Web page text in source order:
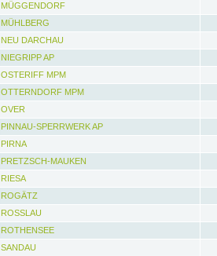
MÜGGENDORF
MÜHLBERG
NEU DARCHAU
NIEGRIPP AP
OSTERIFF MPM
OTTERNDORF MPM
OVER
PINNAU-SPERRWERK AP
PIRNA
PRETZSCH-MAUKEN
RIESA
ROGÄTZ
ROSSLAU
ROTHENSEE
SANDAU